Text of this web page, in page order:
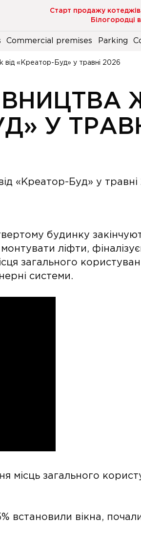
Старт продажу котеджів
Білогородці
Commercial premises Parking
від «Креатор-Буд» у травні 2026
У
будинку
ліфти,
загального
системи.
місць загального
встановили вікна,